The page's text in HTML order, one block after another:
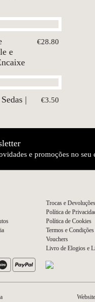
e
€28.80
|
€3.50
e promoções no seu
Trocas e Devoluções
Política de
Política de Cookies
Termos e
Vouchers
Livro de Elogios e